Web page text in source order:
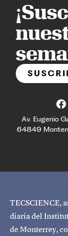
Av. Eugenio
64849
TECSCIENCE,
diaria del
de Monterrey,